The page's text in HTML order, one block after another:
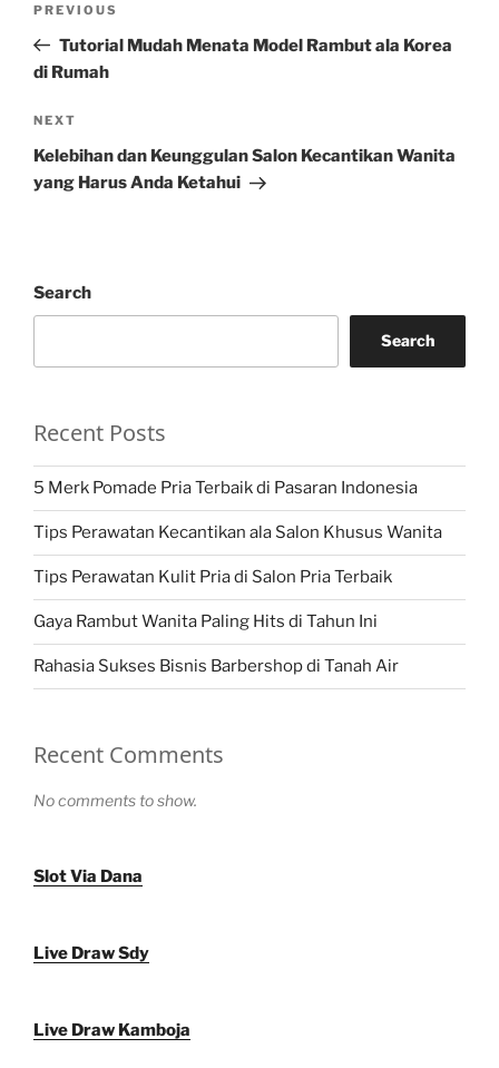
Previous
Post
PREVIOUS
Tutorial Mudah Menata Model Rambut ala Korea
di Rumah
Next
Post
NEXT
Kelebihan dan Keunggulan Salon Kecantikan Wanita
yang Harus Anda Ketahui
Search
Search
Recent Posts
5 Merk Pomade Pria Terbaik di Pasaran Indonesia
Tips Perawatan Kecantikan ala Salon Khusus Wanita
Tips Perawatan Kulit Pria di Salon Pria Terbaik
Gaya Rambut Wanita Paling Hits di Tahun Ini
Rahasia Sukses Bisnis Barbershop di Tanah Air
Recent Comments
No comments to show.
Slot Via Dana
Live Draw Sdy
Live Draw Kamboja